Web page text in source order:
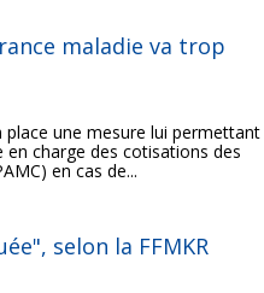
maladie va trop
une mesure lui permettant
charge des cotisations des
en cas de...
selon la FFMKR